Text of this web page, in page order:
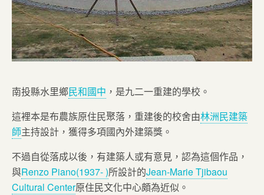
南投縣水里鄉民和國中 ，是九二一重建的學校。
這裡本是布農族原住民聚落，重建後的校舍由林洲民建築
師主持設計，獲得多項國內外建築獎。
不過自從落成以後，有建築人或有意見，認為這個作品，
與Renzo Piano(1937- )所設計的Jean-Marie Tjibaou
Cultural Center原住民文化中心頗為近似。